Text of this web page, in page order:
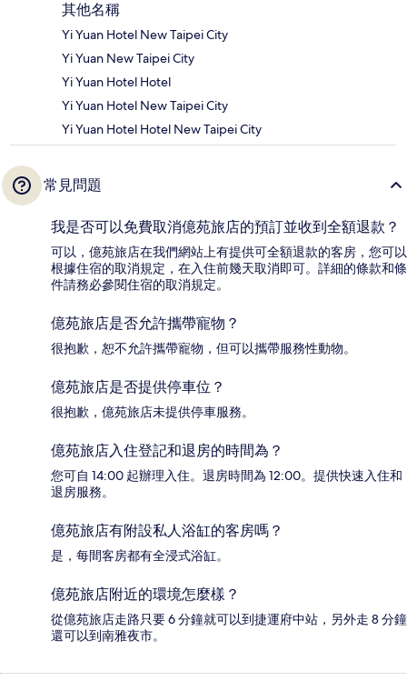
其他名稱
Yi Yuan Hotel New Taipei City
Yi Yuan New Taipei City
Yi Yuan Hotel Hotel
Yi Yuan Hotel New Taipei City
Yi Yuan Hotel Hotel New Taipei City
常見問題
我是否可以免費取消億苑旅店的預訂並收到全額退款？
可以，億苑旅店在我們網站上有提供可全額退款的客房，您可以
根據住宿的取消規定，在入住前幾天取消即可。詳細的條款和條
件請務必參閱住宿的取消規定。
億苑旅店是否允許攜帶寵物？
很抱歉，恕不允許攜帶寵物，但可以攜帶服務性動物。
億苑旅店是否提供停車位？
很抱歉，億苑旅店未提供停車服務。
億苑旅店入住登記和退房的時間為？
您可自 14:00 起辦理入住。退房時間為 12:00。提供快速入住和
退房服務。
億苑旅店有附設私人浴缸的客房嗎？
是，每間客房都有全浸式浴缸。
億苑旅店附近的環境怎麼樣？
從億苑旅店走路只要 6 分鐘就可以到捷運府中站，另外走 8 分鐘
還可以到南雅夜市。